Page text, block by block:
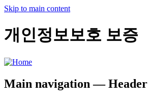
Skip to main content
개인정보보호 보증
Main navigation — Header